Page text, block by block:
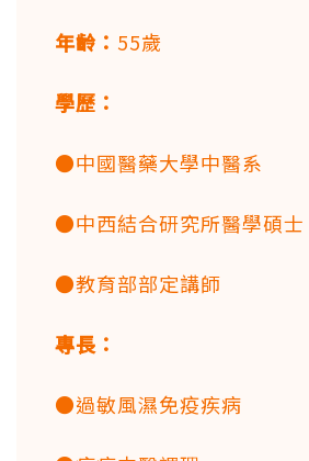
年齡： 55歲
學歷：
●中國醫藥大學中醫系
●中西結合研究所醫學碩士
●教育部部定講師
專長：
●過敏風濕免疫疾病